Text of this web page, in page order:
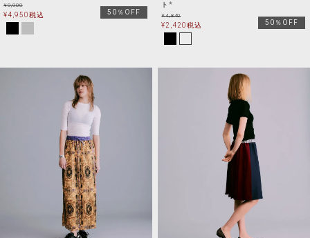
¥9,900
¥4,950税込 50％OFF
ト*
¥4,840
¥2,420税込 50％OFF